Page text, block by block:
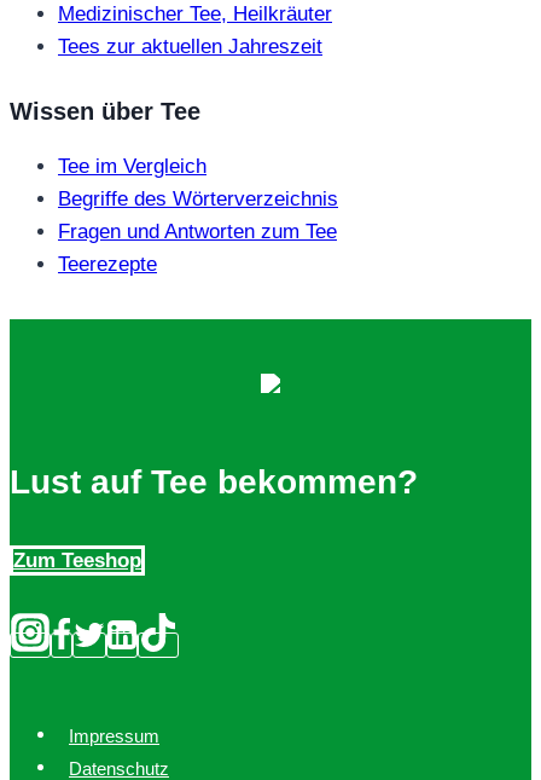
Medizinischer Tee, Heilkräuter
Tees zur aktuellen Jahreszeit
Wissen über Tee
Tee im Vergleich
Begriffe des Wörterverzeichnis
Fragen und Antworten zum Tee
Teerezepte
Lust auf Tee bekommen?
Zum Teeshop
Impressum
Datenschutz